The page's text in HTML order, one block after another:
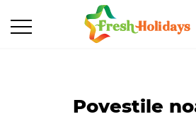
Povestile